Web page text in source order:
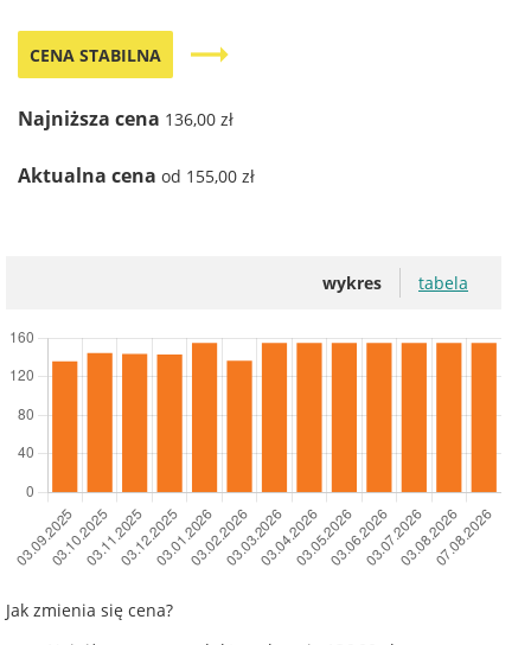
CENA STABILNA trending_flat
Najniższa cena 136,00 zł
Aktualna cena od 155,00 zł
wykres tabela
Jak zmienia się cena?